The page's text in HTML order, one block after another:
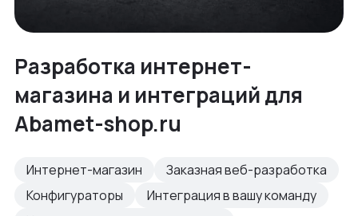
Разработка интернет-
магазина и интеграций для
Abamet-shop.ru
Интернет-магазин
Заказная веб-разработка
Конфигураторы
Интеграция в вашу команду